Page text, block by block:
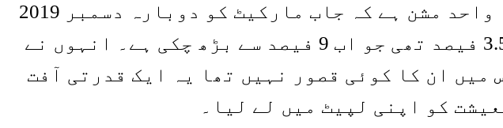
امریکی فیڈرل ریزرو کے چیئرمین نے کہا کہ مرکزی بینک کا واحد مشن ہے کہ جاب مارکیٹ کو دوبارہ دسمبر 2019
کی سطح پر لانا ہے۔ اس وقت امریکہ میں بے روزگاری کی شرح 3.5 فیصد تھی جو اب 9 فیصد سے بڑھ چکی ہے۔ انہوں نے
ان کا کوئی قصور نہیں تھا یہ ایک قدرتی آفت
کو اپنی لپیٹ میں لے لیا۔